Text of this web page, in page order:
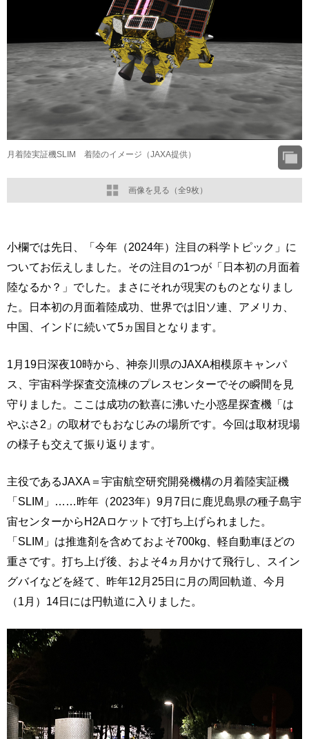
画像を見る（全9枚）
月着陸実証機SLIM 着陸のイメージ（JAXA提供）
小欄では先日、「今年（2024年）注目の科学トピック」に
ついてお伝えしました。その注目の1つが「日本初の月面着
陸なるか？」でした。まさにそれが現実のものとなりまし
た。日本初の月面着陸成功、世界では旧ソ連、アメリカ、
中国、インドに続いて5ヵ国目となります。
1月19日深夜10時から、神奈川県のJAXA相模原キャンパ
ス、宇宙科学探査交流棟のプレスセンターでその瞬間を見
守りました。ここは成功の歓喜に沸いた小惑星探査機「は
やぶさ2」の取材でもおなじみの場所です。今回は取材現場
の様子も交えて振り返ります。
主役であるJAXA＝宇宙航空研究開発機構の月着陸実証機
「SLIM」……昨年（2023年）9月7日に鹿児島県の種子島宇
宙センターからH2Aロケットで打ち上げられました。
「SLIM」は推進剤を含めておよそ700kg、軽自動車ほどの
重さです。打ち上げ後、およそ4ヵ月かけて飛行し、スイン
グバイなどを経て、昨年12月25日に月の周回軌道、今月
（1月）14日には円軌道に入りました。